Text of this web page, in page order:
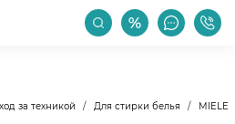
ПРОИЗВОДИТЕЛИ
за техникой Для стирки белья MIELE